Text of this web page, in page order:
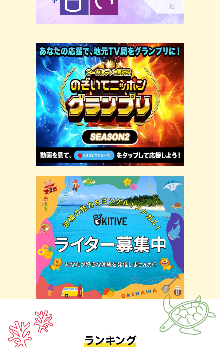
ランキング